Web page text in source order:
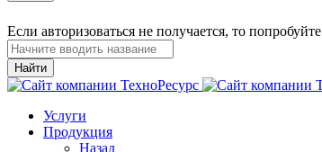
Если авторизоваться не получается, то попробуйте
Найти
Услуги
Продукция
Назад